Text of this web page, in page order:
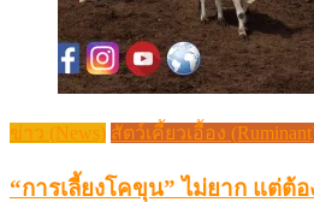
ข่าว (News) สัตว์เคี้ยวเอื้อง
“การเลี้ยงโคขุน” ไม่ยาก แต่ต้